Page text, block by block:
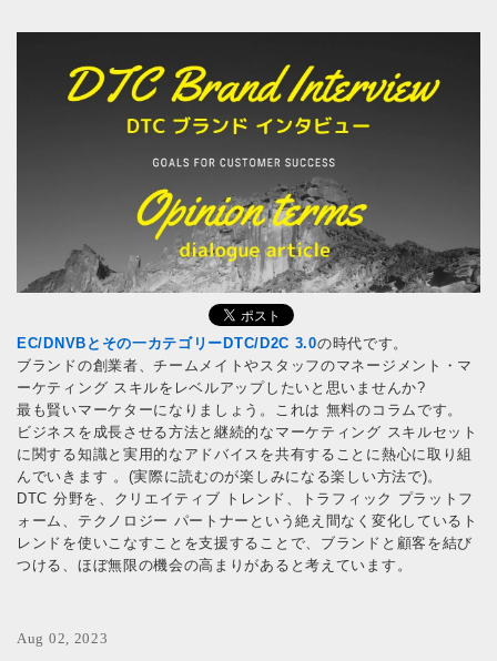
EC/DNVBとその一カテゴリーDTC/D2C 3.0の時代です。
ブランドの創業者、チームメイトやスタッフのマネージメント・マ
ーケティング スキルをレベルアップしたいと思いませんか?
最も賢いマーケターになりましょう。これは 無料のコラムです。
ビジネスを成長させる方法と継続的なマーケティング スキルセット
に関する知識と実用的なアドバイスを共有することに熱心に取り組
んでいきます 。(実際に読むのが楽しみになる楽しい方法で)。
DTC 分野を、クリエイティブ トレンド、トラフィック プラットフ
ォーム、テクノロジー パートナーという絶え間なく変化しているト
レンドを使いこなすことを支援することで、ブランドと顧客を結び
つける、ほぼ無限の機会の高まりがあると考えています。
Aug 02, 2023